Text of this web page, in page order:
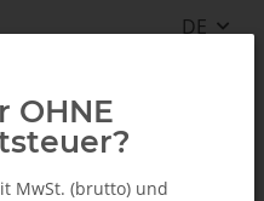
DE
OHNE
MwSt. (brutto) und